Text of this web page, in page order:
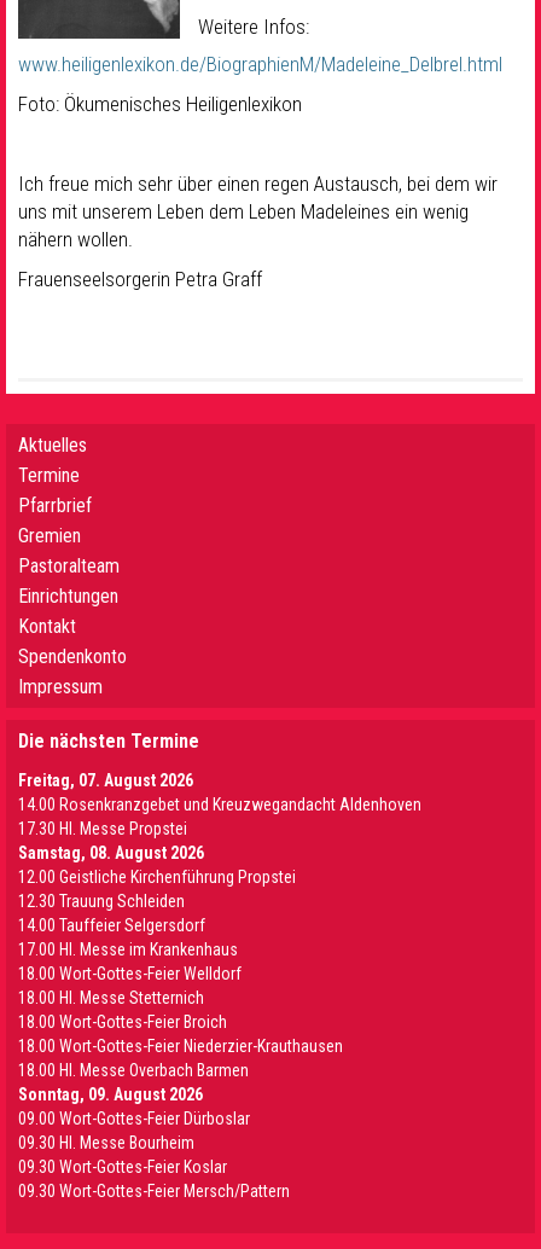
Weitere Infos:
www.heiligenlexikon.de/BiographienM/Madeleine_Delbrel.html
Foto: Ökumenisches Heiligenlexikon
Ich freue mich sehr über einen regen Austausch, bei dem wir
uns mit unserem Leben dem Leben Madeleines ein wenig
nähern wollen.
Frauenseelsorgerin Petra Graff
Aktuelles
Termine
Pfarrbrief
Gremien
Pastoralteam
Einrichtungen
Kontakt
Spendenkonto
Impressum
Die nächsten Termine
Freitag, 07. August 2026
14.00 Rosenkranzgebet und Kreuzwegandacht Aldenhoven
17.30 Hl. Messe Propstei
Samstag, 08. August 2026
12.00 Geistliche Kirchenführung Propstei
12.30 Trauung Schleiden
14.00 Tauffeier Selgersdorf
17.00 Hl. Messe im Krankenhaus
18.00 Wort-Gottes-Feier Welldorf
18.00 Hl. Messe Stetternich
18.00 Wort-Gottes-Feier Broich
18.00 Wort-Gottes-Feier Niederzier-Krauthausen
18.00 Hl. Messe Overbach Barmen
Sonntag, 09. August 2026
09.00 Wort-Gottes-Feier Dürboslar
09.30 HI. Messe Bourheim
09.30 Wort-Gottes-Feier Koslar
09.30 Wort-Gottes-Feier Mersch/Pattern